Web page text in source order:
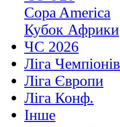
Copa America
Кубок Африки
ЧС 2026
Ліга Чемпіонів
Ліга Європи
Ліга Конф.
Інше